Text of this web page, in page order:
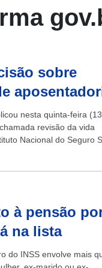
sobre
nesta quinta-feira
revisão da vida
Nacional do Seguro
à pensão
na lista
do INSS envolve mais